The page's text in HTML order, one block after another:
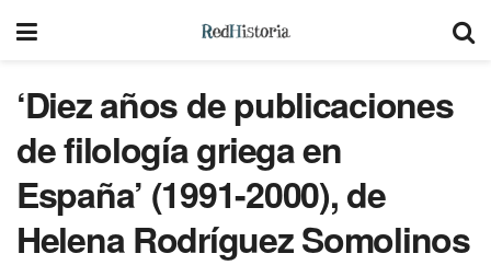
‘Diez años de publicaciones
de filología griega en
España’ (1991-2000), de
Helena Rodríguez Somolinos